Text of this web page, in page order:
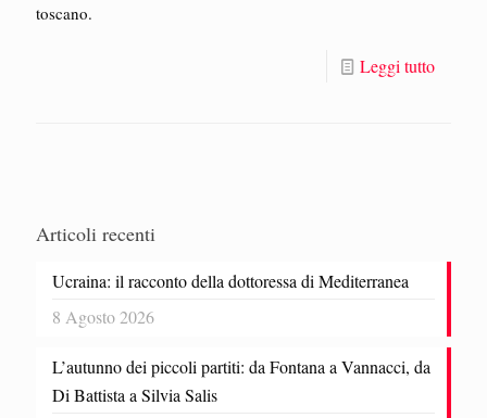
toscano.
Leggi tutto
Articoli recenti
Ucraina: il racconto della dottoressa di Mediterranea
8 Agosto 2026
L’autunno dei piccoli partiti: da Fontana a Vannacci, da
Di Battista a Silvia Salis